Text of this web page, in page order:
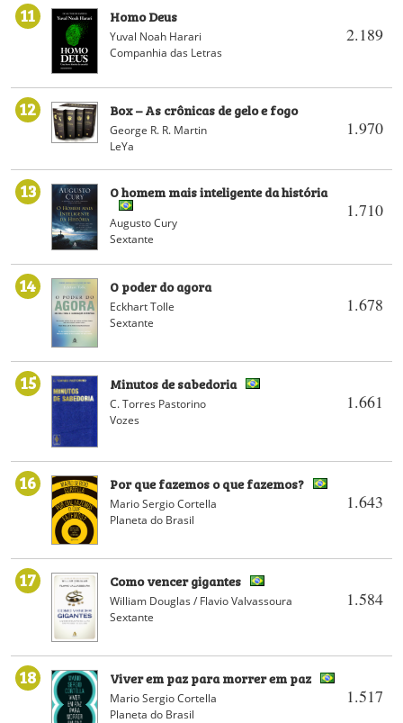
11
2.189
Homo Deus
Yuval Noah Harari
Companhia das Letras
12
1.970
Box – As crônicas de gelo e fogo
George R. R. Martin
LeYa
13
1.710
O homem mais inteligente da história
Augusto Cury
Sextante
14
1.678
O poder do agora
Eckhart Tolle
Sextante
15
1.661
Minutos de sabedoria
C. Torres Pastorino
Vozes
16
1.643
Por que fazemos o que fazemos?
Mario Sergio Cortella
Planeta do Brasil
17
1.584
Como vencer gigantes
William Douglas / Flavio Valvassoura
Sextante
18
1.517
Viver em paz para morrer em paz
Mario Sergio Cortella
Planeta do Brasil